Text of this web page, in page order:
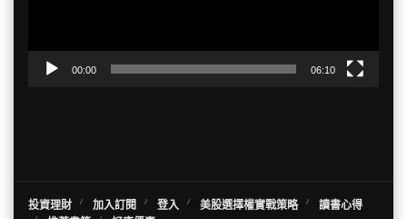
00:00 06:10
投資理財 加入訂閱 登入 美股選擇權實戰策略
讀書心得